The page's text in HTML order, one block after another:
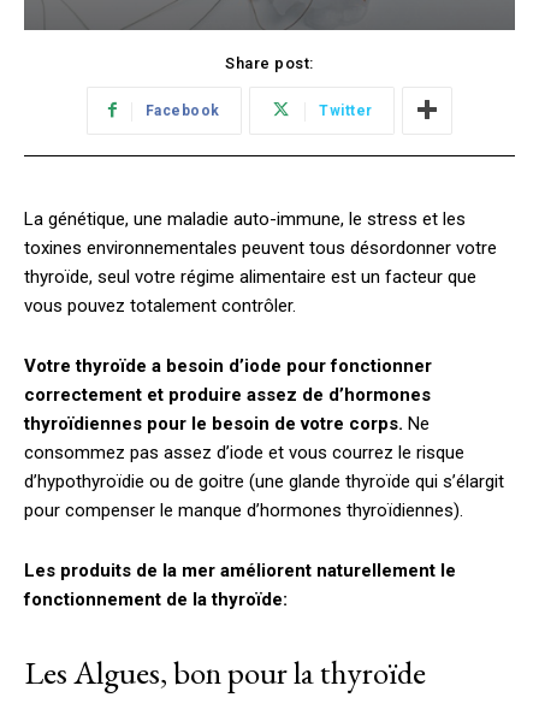
Share post:
Facebook Twitter
La génétique, une maladie auto-immune, le stress et les
toxines environnementales peuvent tous désordonner votre
thyroïde, seul votre régime alimentaire est un facteur que
vous pouvez totalement contrôler.
Votre thyroïde a besoin d’iode pour fonctionner
correctement et produire assez de d’hormones
thyroïdiennes pour le besoin de votre corps. Ne
consommez pas assez d’iode et vous courrez le risque
d’hypothyroïdie ou de goitre (une glande thyroïde qui s’élargit
pour compenser le manque d’hormones thyroïdiennes).
Les produits de la mer améliorent naturellement le
fonctionnement de la thyroïde:
Les Algues, bon pour la thyroïde